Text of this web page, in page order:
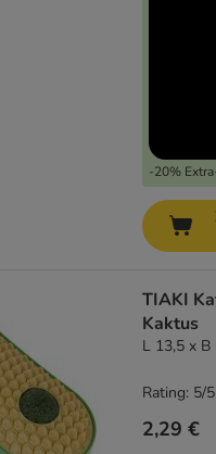
-20%
TIAKI
Kaktus
L 13,5 x B
2,29 €
Rating: 5/5